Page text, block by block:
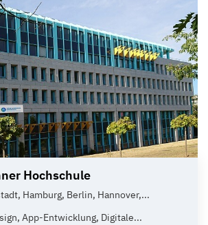
Hochschule
Hamburg, Berlin, Hannover,...
App-Entwicklung, Digitale...